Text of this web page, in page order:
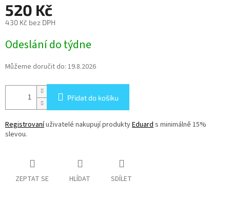
520 Kč
430 Kč bez DPH
cena:
Odeslání do týdne
Můžeme doručit do: 19.8.2026
Přidat do košíku
Registrovaníuživatelé nakupují produktyEduards minimálně 15%
slevou.
ZEPTAT SE HLÍDAT SDÍLET